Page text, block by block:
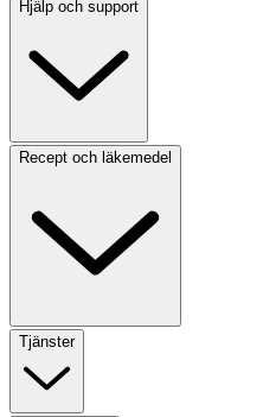
Hjälp och support
Recept och läkemedel
Tjänster